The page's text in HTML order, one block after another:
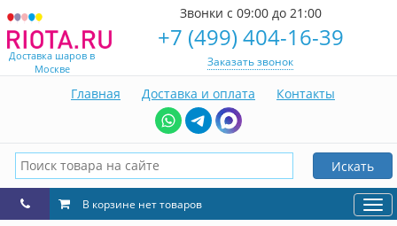
Доставка шаров в
Москве
Звонки с 09:00 до 21:00
+7 (499) 404-16-39
Заказать звонок
Главная Доставка и оплата Контакты
Искать
В корзине нет товаров